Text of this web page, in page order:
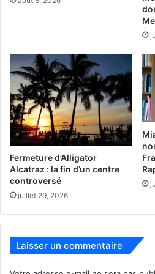
Fermeture d’Alligator
Alcatraz : la fin d’un centre
controversé
juillet 29, 2026
Laisser un commentaire